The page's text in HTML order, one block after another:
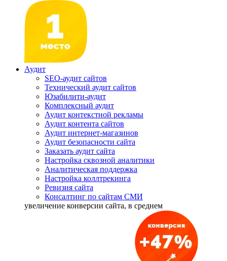
Аудит
SEO-аудит сайтов
Технический аудит сайтов
Юзабилити-аудит
Комплексный аудит
Аудит контекстной рекламы
Аудит контента сайтов
Аудит интернет-магазинов
Аудит безопасности сайта
Заказать аудит сайта
Настройка сквозной аналитики
Аналитическая поддержка
Настройка коллтрекинга
Ревизия сайта
Консалтинг по сайтам СМИ
увеличение конверсии сайта, в среднем